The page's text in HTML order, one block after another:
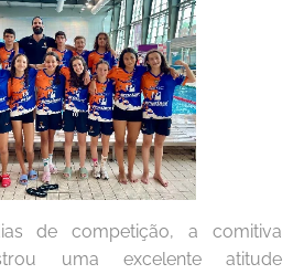
de competição, a comitiva
uma excelente atitude